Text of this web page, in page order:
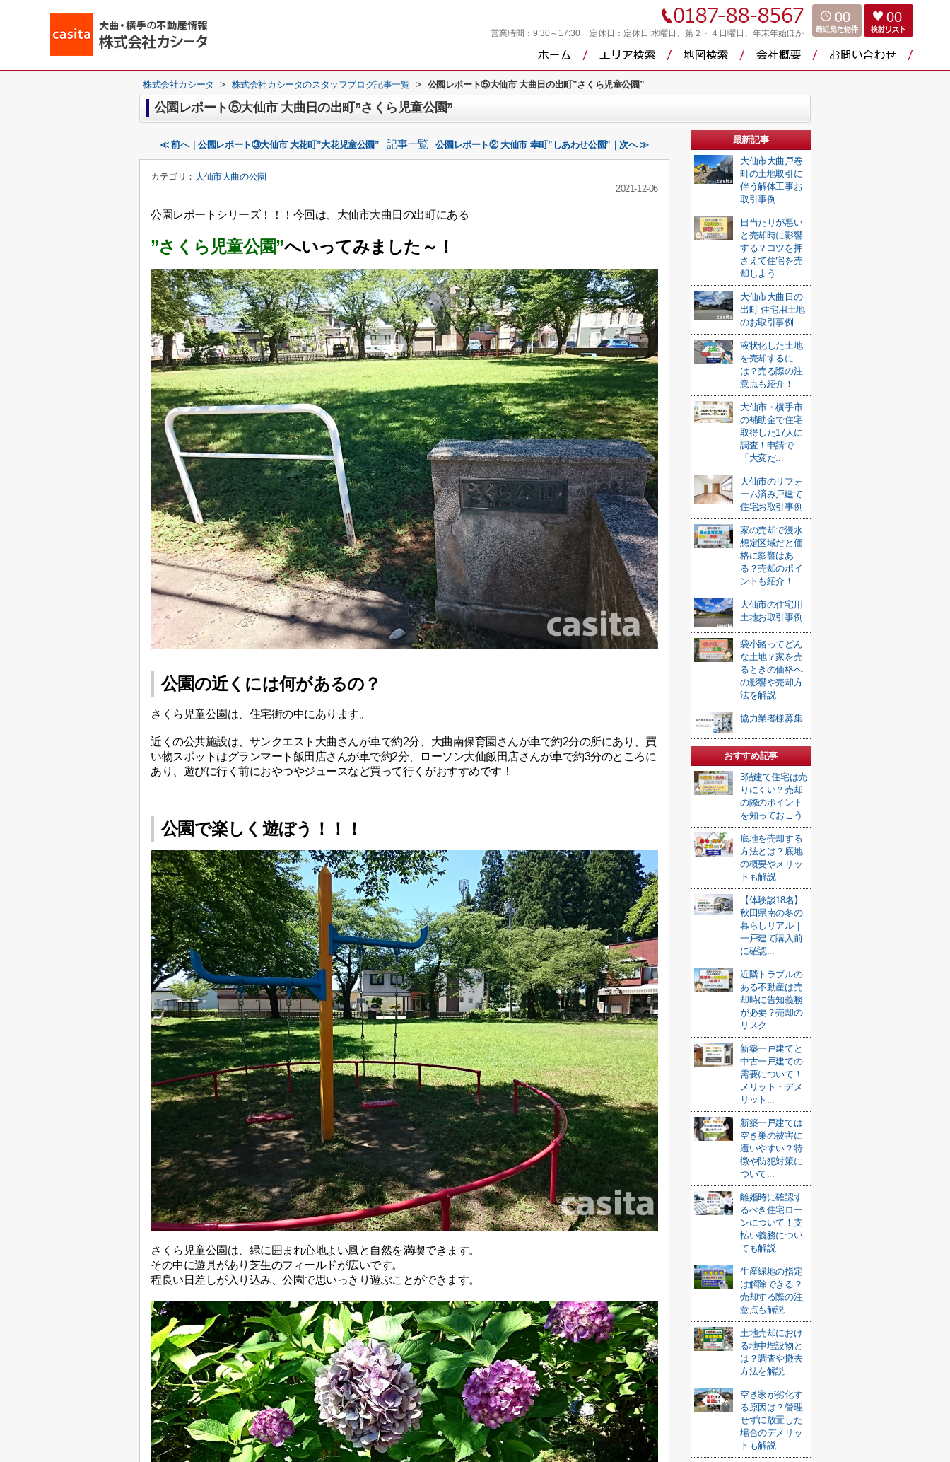
営業時間： 9:30～17:30 定休日： 定休日:水曜日、第２・４日曜日、年末年始ほか
00 00
株式会社カシータ > 株式会社カシータのスタッフブログ記事一覧 > 公園レポート⑤大仙市 大曲日の出町”さくら児童公園”
公園レポート⑤大仙市 大曲日の出町”さくら児童公園”
≪ 前へ｜公園レポート③大仙市 大花町”大花児童公園” 記事一覧 公園レポート② 大仙市 幸町”しあわせ公園”｜次へ ≫
カテゴリ： 大仙市大曲の公園
2021-12-06
公園レポートシリーズ！！！今回は、大仙市大曲日の出町にある
”さくら児童公園”へいってみました～！
公園の近くには何があるの？
さくら児童公園は、住宅街の中にあります。
近くの公共施設は、サンクエスト大曲さんが車で約2分、大曲南保育園さんが車で約2分の所にあり、買
い物スポットはグランマート飯田店さんが車で約2分、ローソン大仙飯田店さんが車で約3分のところに
あり、遊びに行く前におやつやジュースなど買って行くがおすすめです！
公園で楽しく遊ぼう！！！
さくら児童公園は、緑に囲まれ心地よい風と自然を満喫できます。
その中に遊具があり芝生のフィールドが広いです。
程良い日差しが入り込み、公園で思いっきり遊ぶことができます。
最新記事
大仙市大曲戸巻
町の土地取引に
伴う解体工事お
取引事例
日当たりが悪い
と売却時に影響
する？コツを押
さえて住宅を売
却しよう
大仙市大曲日の
出町 住宅用土地
のお取引事例
液状化した土地
を売却するに
は？売る際の注
意点も紹介！
大仙市・横手市
の補助金で住宅
取得した17人に
調査！申請で
「大変だ...
大仙市のリフォ
ーム済み戸建て
住宅お取引事例
家の売却で浸水
想定区域だと価
格に影響はあ
る？売却のポイ
ントも紹介！
大仙市の住宅用
土地お取引事例
袋小路ってどん
な土地？家を売
るときの価格へ
の影響や売却方
法を解説
協力業者様募集
おすすめ記事
3階建て住宅は売
りにくい？売却
の際のポイント
を知っておこう
底地を売却する
方法とは？底地
の概要やメリッ
トも解説
【体験談18名】
秋田県南の冬の
暮らしリアル｜
一戸建て購入前
に確認...
近隣トラブルの
ある不動産は売
却時に告知義務
が必要？売却の
リスク...
新築一戸建てと
中古一戸建ての
需要について！
メリット・デメ
リット...
新築一戸建ては
空き巣の被害に
遭いやすい？特
徴や防犯対策に
ついて...
離婚時に確認す
るべき住宅ロー
ンについて！支
払い義務につい
ても解説
生産緑地の指定
は解除できる？
売却する際の注
意点も解説
土地売却におけ
る地中埋設物と
は？調査や撤去
方法を解説
空き家が劣化す
る原因は？管理
せずに放置した
場合のデメリッ
トも解説